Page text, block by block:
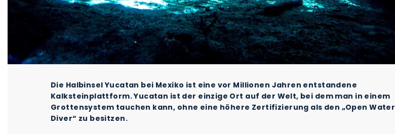
Die Halbinsel Yucatan bei Mexiko ist eine vor Millionen Jahren entstandene
Kalksteinplattform. Yucatan ist der einzige Ort auf der Welt, bei dem man in einem
Grottensystem tauchen kann, ohne eine höhere Zertifizierung als den „Open Water
Diver“ zu besitzen.